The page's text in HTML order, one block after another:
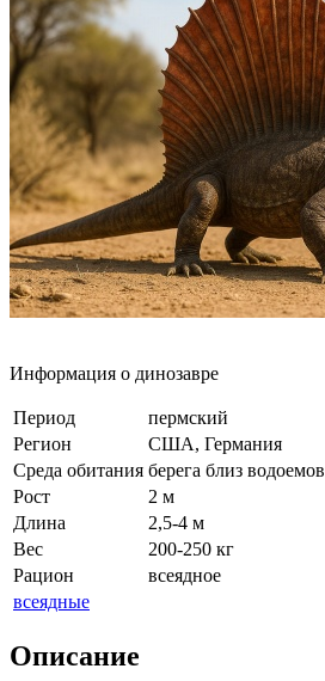
Информация о динозавре
Период
пермский
Регион
США, Германия
Среда обитания берега близ водоемов
Рост
2 м
Длина
2,5-4 м
Вес
200-250 кг
Рацион
всеядное
всеядные
Описание